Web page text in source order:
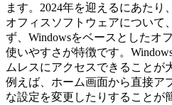
ます。2024年を迎えるにあたり
オフィスソフトウェアについて
ず、Windowsをベースとしたオ
使いやすさが特徴です。
ムレスにアクセスできることが
例えば、ホーム画面から直接ア
な設定を変更したりすることが